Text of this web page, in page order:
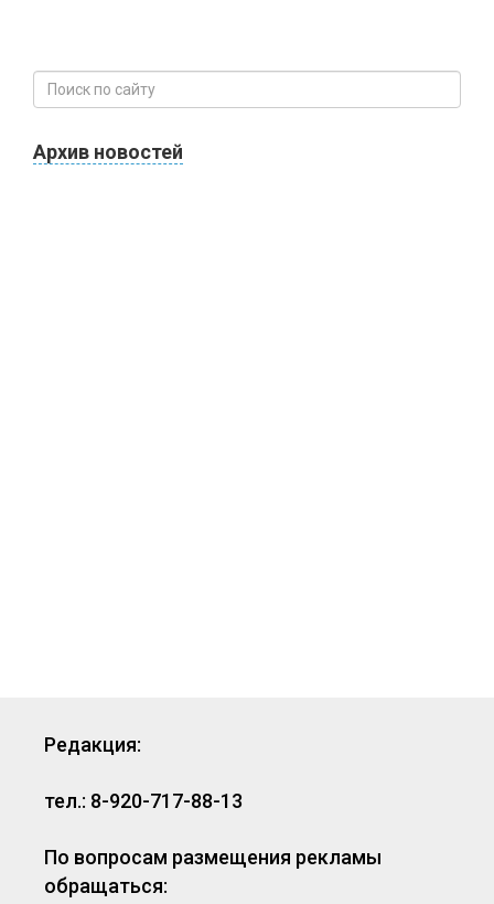
Архив новостей
Редакция:
тел.: 8-920-717-88-13
По вопросам размещения рекламы
обращаться: